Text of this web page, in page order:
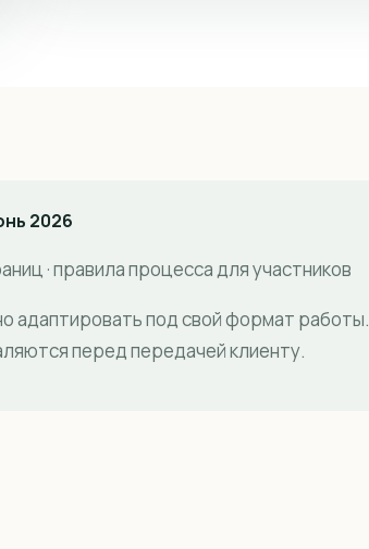
2026
· правила процесса для участников
адаптировать под свой формат работы.
перед передачей клиенту.